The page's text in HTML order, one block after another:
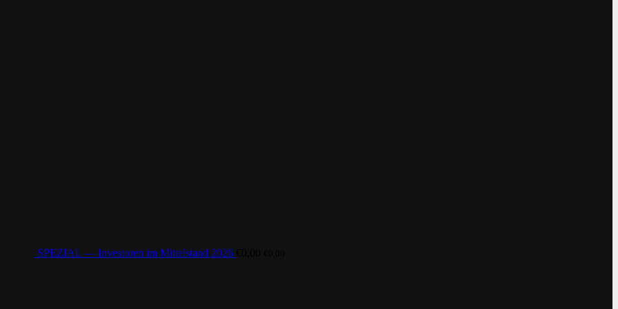
SPEZIAL — Investoren im Mittelstand 2026